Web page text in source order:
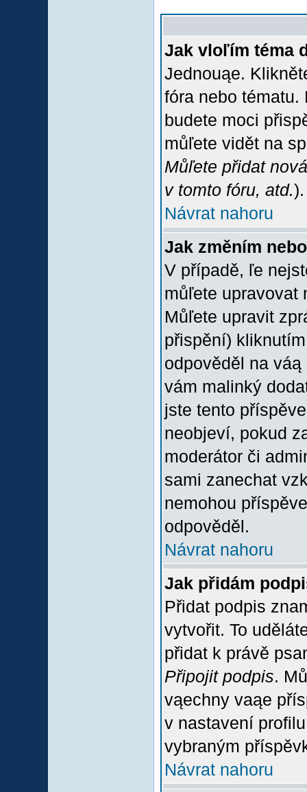
Jak vloľím téma
Jednouąe.
fóra nebo
budete moci
můľete vidět na
Můľete přidat
v tomto fóru, atd.).
Návrat nahoru
Jak změním
V případě, ľe
můľete upravovat
Můľete upravit
přispění)
odpověděl na
vám malinký
jste tento
neobjeví, pokud
moderátor či
sami zanechat
nemohou
odpověděl.
Návrat nahoru
Jak přidám
Přidat podpis
vytvořit. To
přidat k právě
Připojit podpis.
vąechny vaąe
v nastavení
vybraným
Návrat nahoru